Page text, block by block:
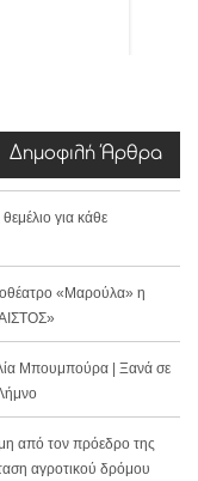
Δημοφιλή Άρθρα
για κάθε
«Μαρούλα» η
Μπουμπούρα | Ξανά σε
από τον πρόεδρο της
αγροτικού δρόμου